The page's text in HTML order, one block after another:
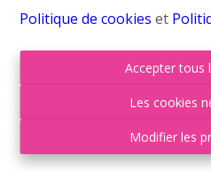
Politique de cookies et
Accepter tous
Les cookies
Modifier les
Heures d'ouverture
09:00-18:00
09:00-18:00
Je
09:00-18:00